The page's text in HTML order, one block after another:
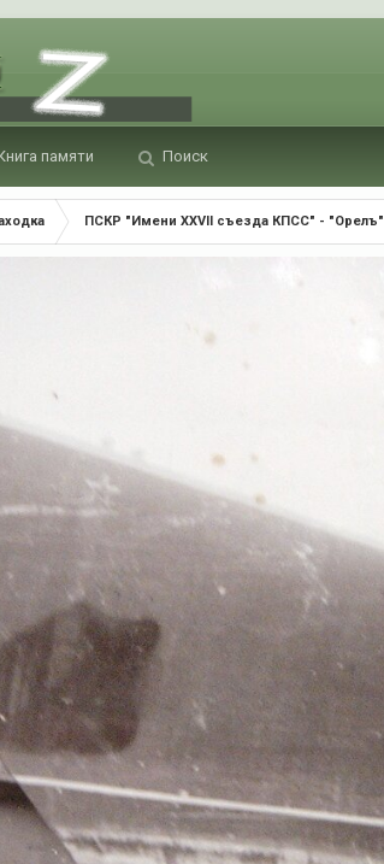
памяти Поиск
ПСКР "Имени XXVII съезда КПСС" - "Орелъ"